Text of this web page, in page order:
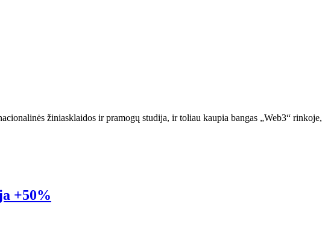
žiniasklaidos ir pramogų studija, ir toliau kaupia bangas „Web3“ rinkoje,
+50%